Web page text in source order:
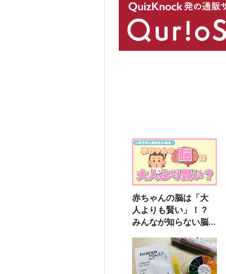
赤ちゃんの脳は「大
人よりも賢い」！？
みんなが知らない脳